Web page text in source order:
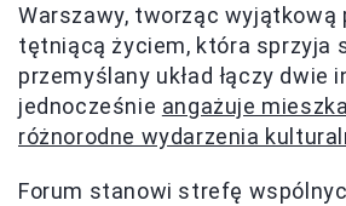
Warszawy, tworząc wyjątkową
tętniącą życiem, która sprzyja
przemyślany układ łączy dwie
jednocześnie angażuje
różnorodne wydarzenia
Forum stanowi strefę